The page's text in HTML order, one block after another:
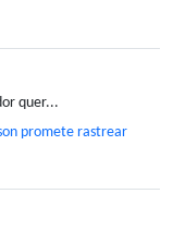
quer...
promete rastrear